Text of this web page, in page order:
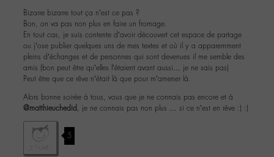
Bizarre bizarre tout ça n’est ce pas ?
Bon, on va pas non plus en faire un fromage.
En tout cas, je suis contente d’avoir découvert cet espace de partage
ou j’ose publier quelques uns de mes textes et où il y a apparemment
pleins d’échanges et de personnes qui sont devenues il me semble des
amis (bon peut être qu’elles l’étaient avant aussi… je ne sais pas)
Peut être que ce rêve n’était là que pour m’amener là.
Alors bonne soirée à tous, vous que je ne connais pas encore et à
@matthieuchedid , je ne connais pas non plus … si ce n’est en rêve :) :)
5